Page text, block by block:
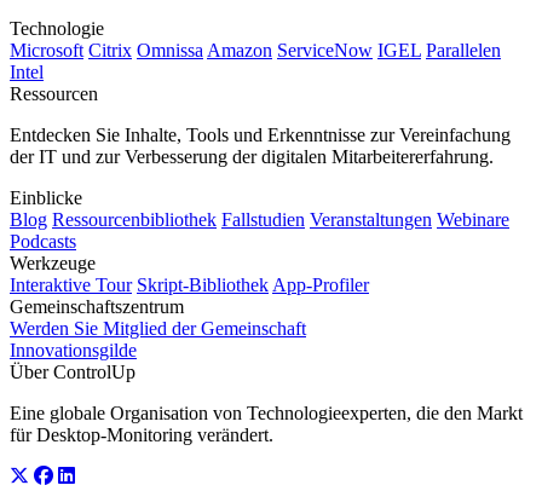
Technologie
Microsoft Citrix Omnissa Amazon ServiceNow IGEL Parallelen
Intel
Ressourcen
Entdecken Sie Inhalte, Tools und Erkenntnisse zur Vereinfachung
der IT und zur Verbesserung der digitalen Mitarbeitererfahrung.
Einblicke
Blog Ressourcenbibliothek Fallstudien Veranstaltungen Webinare
Podcasts
Werkzeuge
Interaktive Tour Skript-Bibliothek App-Profiler
Gemeinschaftszentrum
Werden Sie Mitglied der Gemeinschaft
Innovationsgilde
Über ControlUp
Eine globale Organisation von Technologieexperten, die den Markt
für Desktop-Monitoring verändert.